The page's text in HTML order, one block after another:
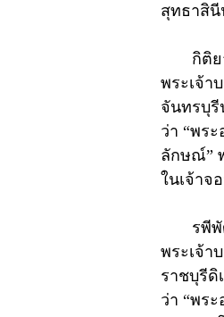
สุทธาสินี
กิติยา
พระเจ้า
จันทรบุรี
ว่า “พร
ลักษณ์”
ในเจ้าจ
รพีพัฒ
พระเจ้า
ราชบุรีดิ
ว่า “พร